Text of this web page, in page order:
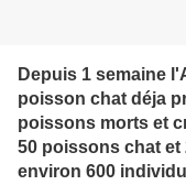
Depuis 1 semaine
poisson chat déja
poissons morts et
50 poissons chat et
environ 600